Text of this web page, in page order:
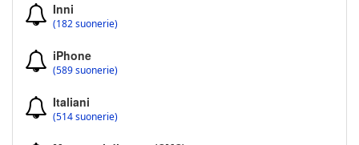
Inni
(182 suonerie)
iPhone
(589 suonerie)
Italiani
(514 suonerie)